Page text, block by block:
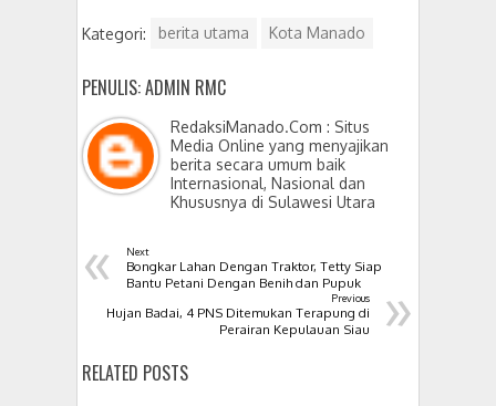
Kategori: berita utama Kota Manado
PENULIS: ADMIN RMC
RedaksiManado.Com : Situs
Media Online yang menyajikan
berita secara umum baik
Internasional, Nasional dan
Khususnya di Sulawesi Utara
« Next
Bongkar Lahan Dengan Traktor, Tetty Siap
Bantu Petani Dengan Benih dan Pupuk
»
Previous
Hujan Badai, 4 PNS Ditemukan Terapung di
Perairan Kepulauan Siau
RELATED POSTS